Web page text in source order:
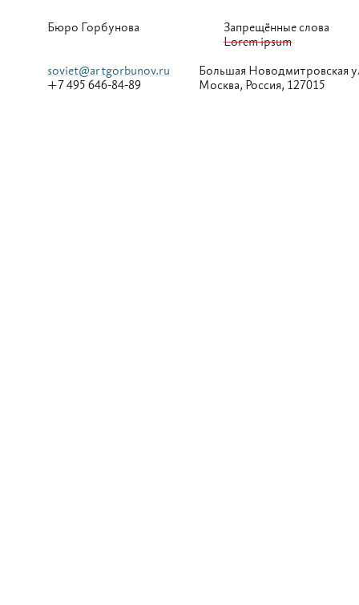
Бюро Горбунова
Запрещённые слова
Lorem ipsum
soviet@artgorbunov.ru
+7 495 646-84-89
Большая Новодмитровская
Москва, Россия, 127015